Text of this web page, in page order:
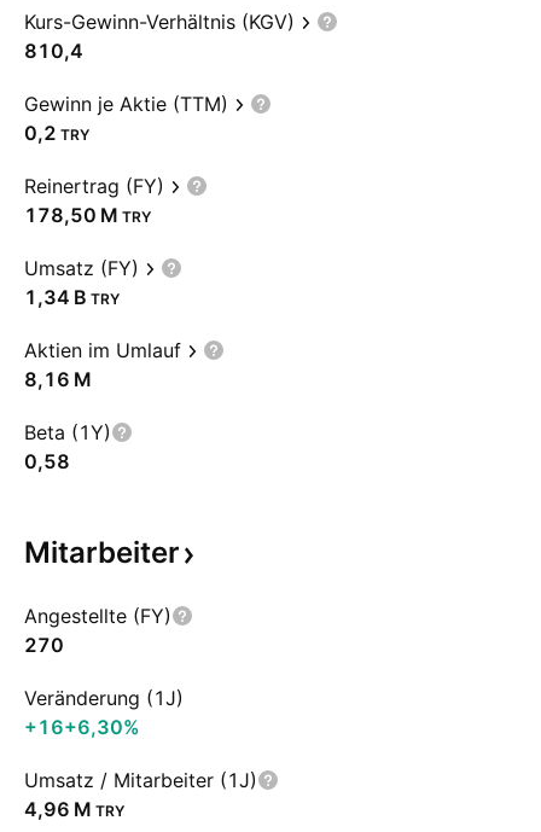
Kurs-Gewinn-Verhältnis (KGV)
810,4
Gewinn je Aktie (TTM)
0,2 TRY
Reinertrag (FY)
‪178,50 M‬ TRY
Umsatz (FY)
‪1,34 B‬ TRY
Aktien im Umlauf
‪8,16 M‬
Beta (1Y)
0,58
Mitarbeiter
Angestellte (FY)
270
Veränderung (1J)
+16+6,30%
Umsatz / Mitarbeiter (1J)
‪4,96 M‬ TRY